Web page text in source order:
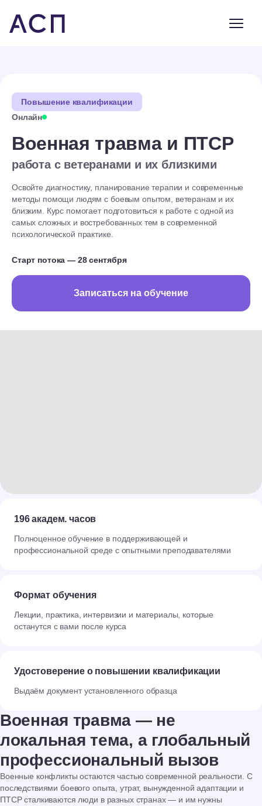
Повышение квалификации
Онлайн
Военная травма и ПТСР
работа с ветеранами и их близкими
Освойте диагностику, планирование терапии и современные
методы помощи людям с боевым опытом, ветеранам и их
близким. Курс помогает подготовиться к работе с одной из
самых сложных и востребованных тем в современной
психологической практике.
Старт потока — 28 сентября
Записаться на обучение
196 академ. часов
Полноценное обучение в поддерживающей и
профессиональной среде с опытными преподавателями
Формат обучения
Лекции, практика, интервизии и материалы, которые
останутся с вами после курса
Удостоверение о повышении квалификации
Выдаём документ установленного образца
Военная травма — не
локальная тема, а глобальный
профессиональный вызов
Военные конфликты остаются частью современной реальности. С
последствиями боевого опыта, утрат, вынужденной адаптации и
ПТСР сталкиваются люди в разных странах — и им нужны